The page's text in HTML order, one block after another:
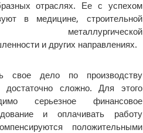
отраслях. Ее с успехом
в медицине, строительной
металлургической
и других направлениях.
свое дело по производству
достаточно сложно. Для этого
серьезное финансовое
и оплачивать работу
положительными